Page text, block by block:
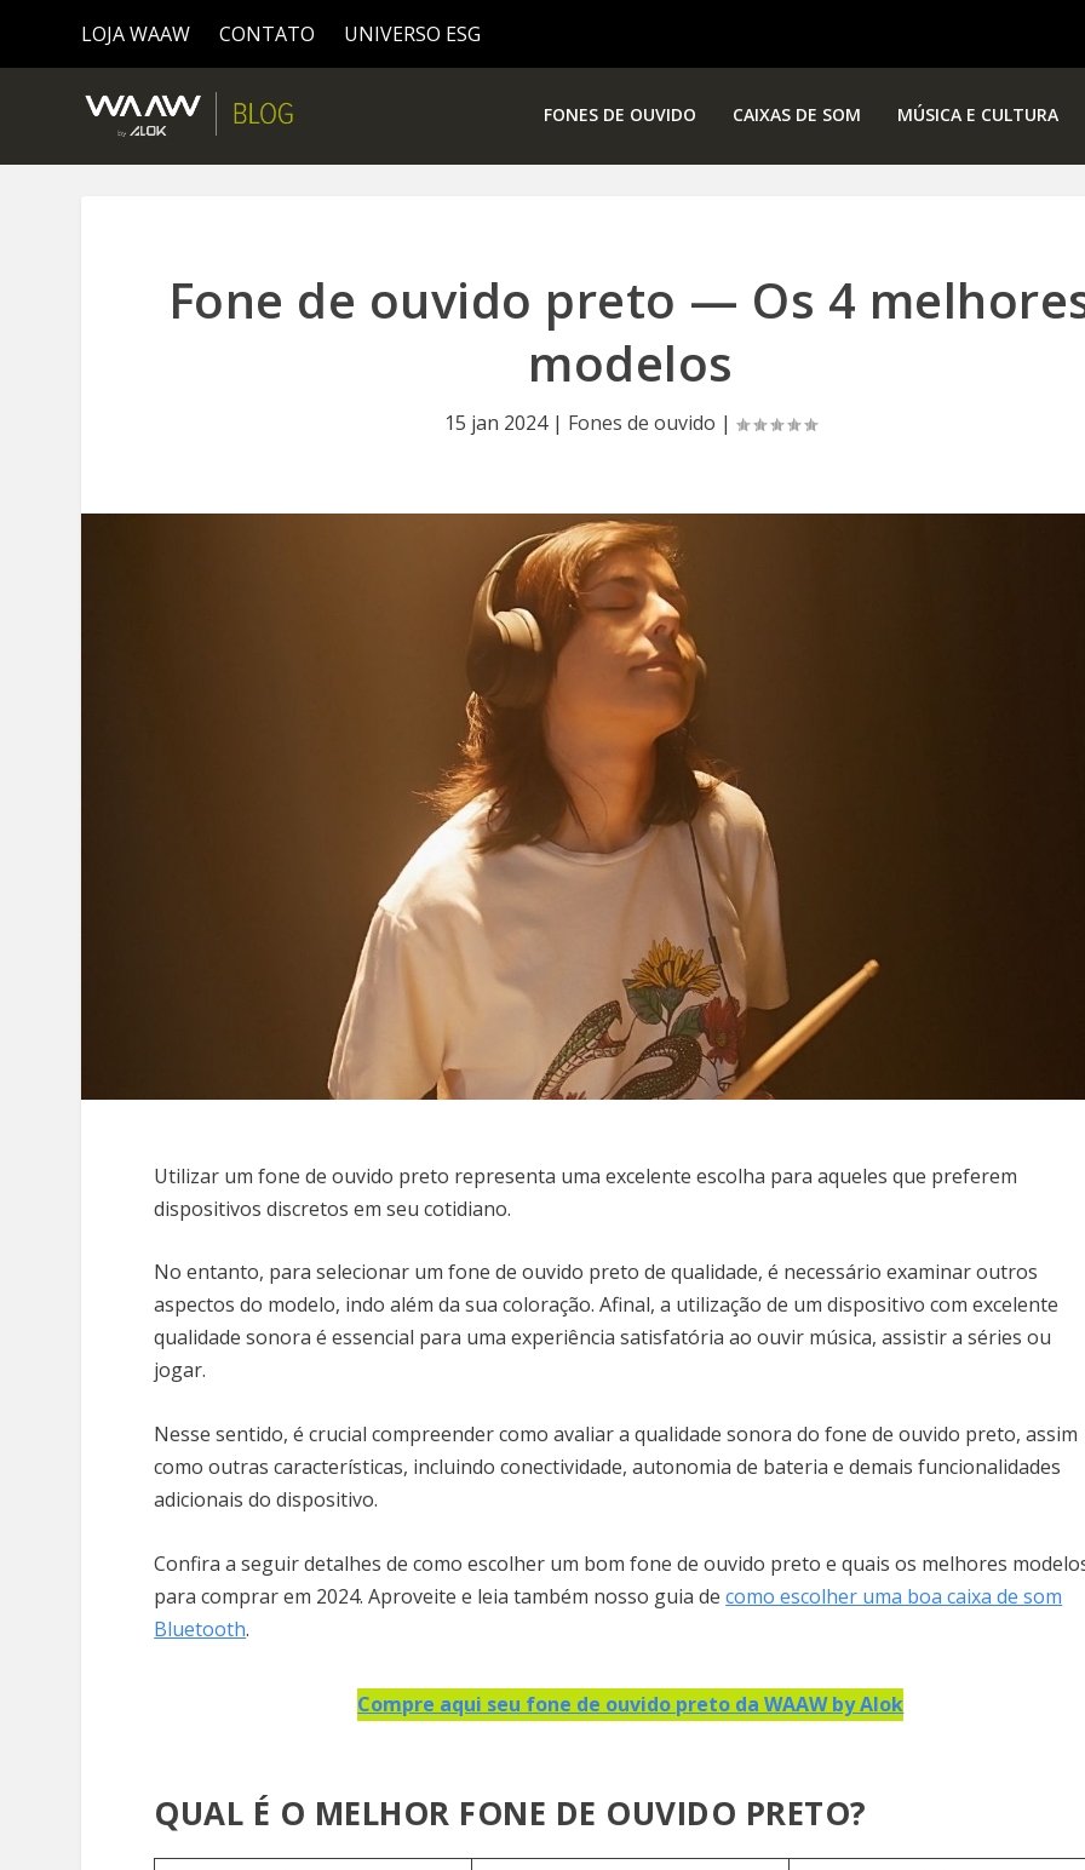
LOJA WAAW CONTATO UNIVERSO ESG
FONES DE OUVIDO CAIXAS DE SOM MÚSICA E CULTURA
Fone de ouvido preto — Os 4
modelos
15 jan 2024| Fones de ouvido |
Utilizar um fone de ouvido preto representa uma excelente escolha para aqueles que preferem
dispositivos discretos em seu cotidiano.
No entanto, para selecionar um fone de ouvido preto de qualidade, é necessário examinar outros
aspectos do modelo, indo além da sua coloração. Afinal, a utilização de um dispositivo com excelente
qualidade sonora é essencial para uma experiência satisfatória ao ouvir música, assistir a séries ou
jogar.
Nesse sentido, é crucial compreender como avaliar a qualidade sonora do fone de ouvido preto, assim
como outras características, incluindo conectividade, autonomia de bateria e demais funcionalidades
adicionais do dispositivo.
Confira a seguir detalhes de como escolher um bom fone de ouvido preto e quais os melhores
para comprar em 2024. Aproveite e leia também nosso guia decomo escolher uma boa caixa de som
Bluetooth.
Compre aqui seu fone de ouvido preto da WAAW by Alok
QUAL É O MELHOR FONE DE OUVIDO PRETO?